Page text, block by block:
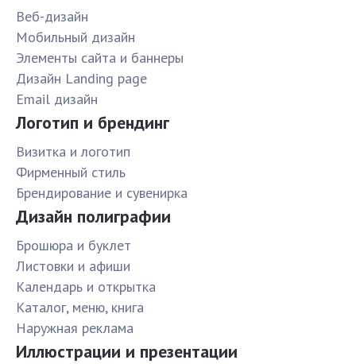
Веб-дизайн
Мобильный дизайн
Элементы сайта и баннеры
Дизайн Landing page
Email дизайн
Логотип и брендинг
Визитка и логотип
Фирменный стиль
Брендирование и сувенирка
Дизайн полиграфии
Брошюра и буклет
Листовки и афиши
Календарь и открытка
Каталог, меню, книга
Наружная реклама
Иллюстрации и презентации